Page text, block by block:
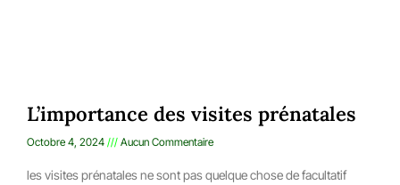
L’importance des visites prénatales
Octobre 4, 2024 Aucun Commentaire
les visites prénatales ne sont pas quelque chose de facultatif